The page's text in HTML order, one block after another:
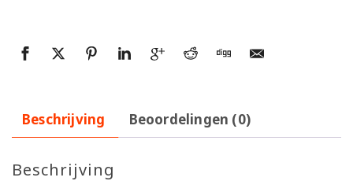
Beschrijving Beoordelingen (0)
Beschrijving